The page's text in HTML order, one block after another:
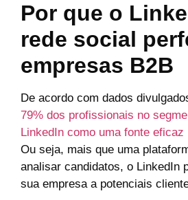
Por que o
rede social
empresas B2B
De acordo com dados
79% dos profissionais no
LinkedIn como uma fonte
Ou seja, mais que uma
analisar candidatos, o LinkedIn
sua empresa a potenciais